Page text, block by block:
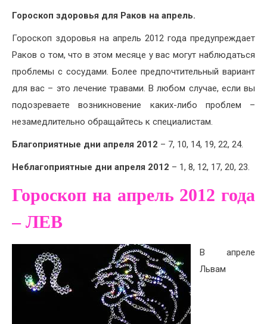
Гороскоп здоровья для Раков на апрель.
Гороскоп здоровья на апрель 2012 года предупреждает
Раков о том, что в этом месяце у вас могут наблюдаться
проблемы с сосудами. Более предпочтительный вариант
для вас – это лечение травами. В любом случае, если вы
подозреваете возникновение каких-либо проблем –
незамедлительно обращайтесь к специалистам.
Благоприятные дни апреля 2012 – 7, 10, 14, 19, 22, 24.
Неблагоприятные дни апреля 2012 – 1, 8, 12, 17, 20, 23.
Гороскоп на апрель 2012 года
– ЛЕВ
В апреле
Львам